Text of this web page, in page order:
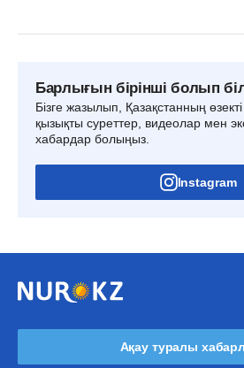
Барлығын бірінші болып
Бізге жазылып, Қазақстанның
қызықты суреттер, видеолар мен
хабардар болыңыз.
Instagram
Ақау туралы